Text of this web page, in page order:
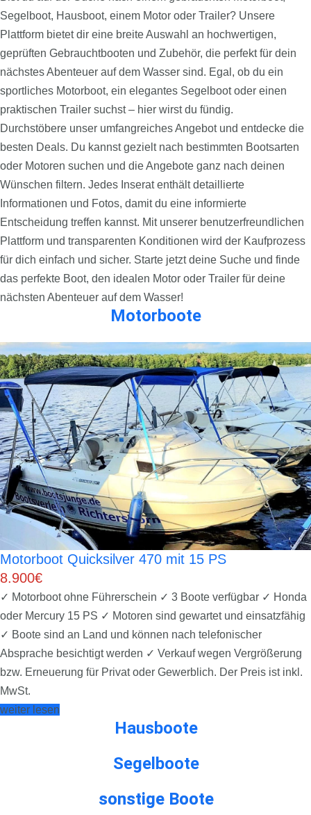
Segelboot, Hausboot, einem Motor oder Trailer? Unsere
Plattform bietet dir eine breite Auswahl an hochwertigen,
geprüften Gebrauchtbooten und Zubehör, die perfekt für dein
nächstes Abenteuer auf dem Wasser sind. Egal, ob du ein
sportliches Motorboot, ein elegantes Segelboot oder einen
praktischen Trailer suchst – hier wirst du fündig.
Durchstöbere unser umfangreiches Angebot und entdecke die
besten Deals. Du kannst gezielt nach bestimmten Bootsarten
oder Motoren suchen und die Angebote ganz nach deinen
Wünschen filtern. Jedes Inserat enthält detaillierte
Informationen und Fotos, damit du eine informierte
Entscheidung treffen kannst. Mit unserer benutzerfreundlichen
Plattform und transparenten Konditionen wird der Kaufprozess
für dich einfach und sicher. Starte jetzt deine Suche und finde
das perfekte Boot, den idealen Motor oder Trailer für deine
nächsten Abenteuer auf dem Wasser!
Motorboote
Motorboot Quicksilver 470 mit 15 PS
8.900€
✓ Motorboot ohne Führerschein ✓ 3 Boote verfügbar ✓ Honda
oder Mercury 15 PS ✓ Motoren sind gewartet und einsatzfähig
✓ Boote sind an Land und können nach telefonischer
Absprache besichtigt werden ✓ Verkauf wegen Vergrößerung
bzw. Erneuerung für Privat oder Gewerblich. Der Preis ist inkl.
MwSt.
weiter lesen
Hausboote
Segelboote
sonstige Boote